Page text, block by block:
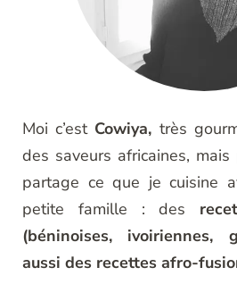
Moi c’est Cowiya, très
des saveurs africaines,
partage ce que je cuisine
petite famille : des
(béninoises, ivoiriennes,
aussi des recettes afro-